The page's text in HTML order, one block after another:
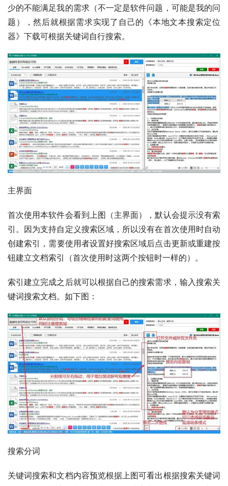
少的不能满足我的需求（不一定是软件问题，可能是我的问
题），然后就根据需求实现了自己的《本地文本搜索定位
器》下载可根据关键词自行搜索。
主界面
首次使用本软件会看到上图（主界面），默认会提示没有索
引。因为支持自定义搜索区域，所以没有在首次使用时自动
创建索引 ，需要使用者设置好搜索区域后点击更新或重建按
钮建立文档索引（首次使用时这两个按钮时一样的）。
索引建立完成之后就可以根据自己的搜索需求，输入搜索关
键词搜索文档。如下图：
搜索分词
关键词搜索和文档内容预览根据上图可看出根据搜索关键词